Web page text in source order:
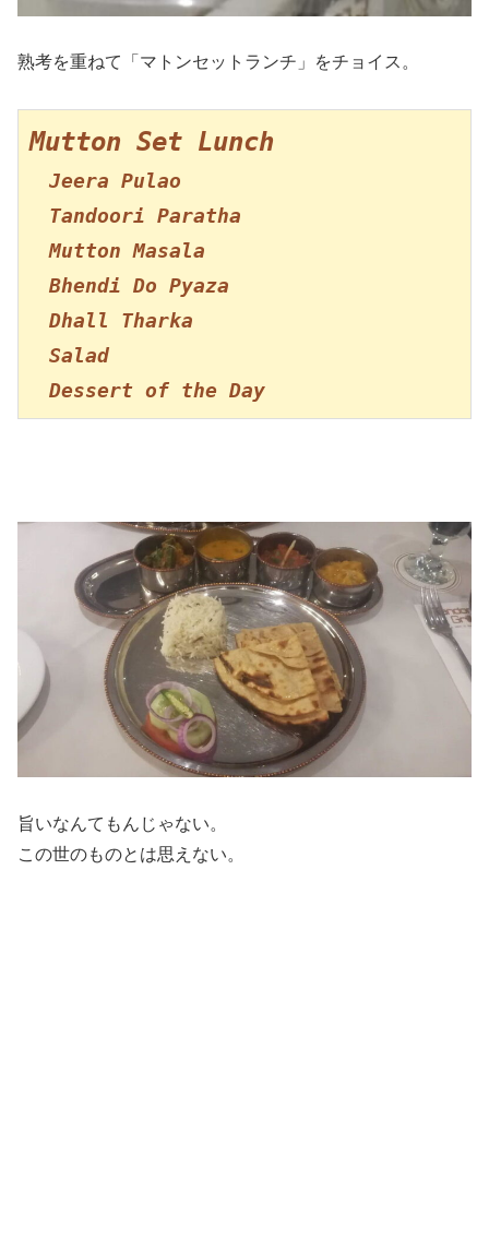
熟考を重ねて「マトンセットランチ」をチョイス。
Mutton Set Lunch
Jeera Pulao
Tandoori Paratha
Mutton Masala
Bhendi Do Pyaza
Dhall Tharka
Salad
Dessert of the Day
旨いなんてもんじゃない。
この世のものとは思えない。